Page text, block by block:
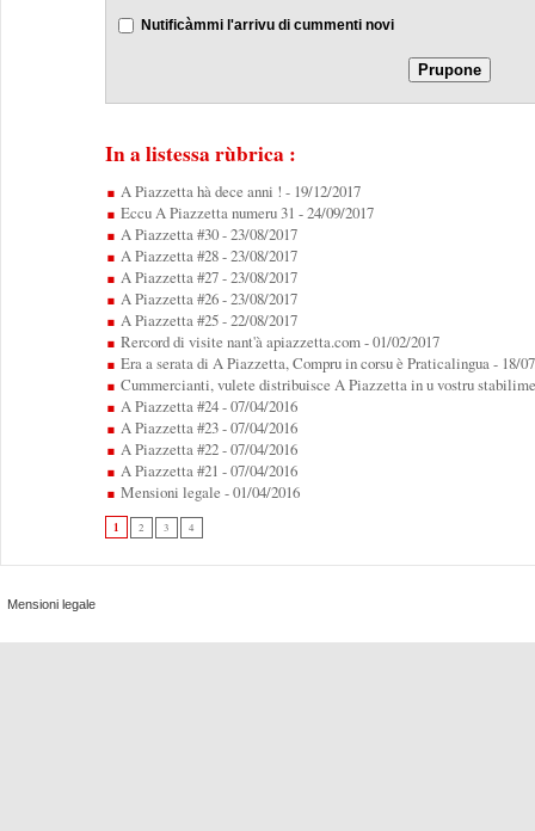
Nutificàmmi l'arrivu di cummenti novi
In a listessa rùbrica :
A Piazzetta hà dece anni ! - 19/12/2017
Eccu A Piazzetta numeru 31 - 24/09/2017
A Piazzetta #30- 23/08/2017
A Piazzetta #28- 23/08/2017
A Piazzetta #27- 23/08/2017
A Piazzetta #26- 23/08/2017
A Piazzetta #25- 22/08/2017
Rercord di visite nant'à apiazzetta.com- 01/02/2017
Era a serata di A Piazzetta, Compru in corsu è Praticalingua- 18/
Cummercianti, vulete distribuisce A Piazzetta in u vostru
A Piazzetta #24- 07/04/2016
A Piazzetta #23- 07/04/2016
A Piazzetta #22- 07/04/2016
A Piazzetta #21 - 07/04/2016
Mensioni legale - 01/04/2016
1 2 3 4
Mensioni legale